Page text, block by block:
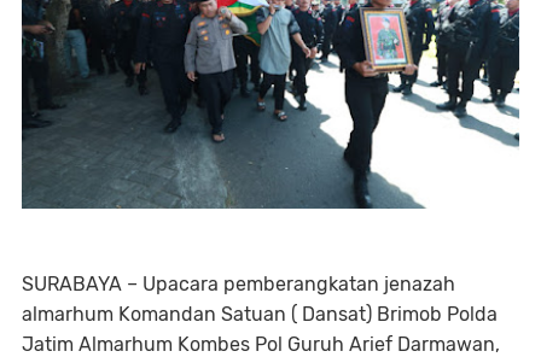
SURABAYA – Upacara pemberangkatan jenazah
almarhum Komandan Satuan ( Dansat) Brimob Polda
Jatim Almarhum Kombes Pol Guruh Arief Darmawan,